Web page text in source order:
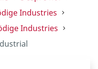
Industries
Industries